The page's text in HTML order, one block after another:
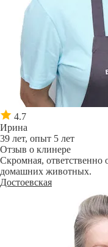
4.7
Ирина
39 лет, опыт 5 лет
Отзыв о клинере
Скромная,
домашних животных.
Достоевская